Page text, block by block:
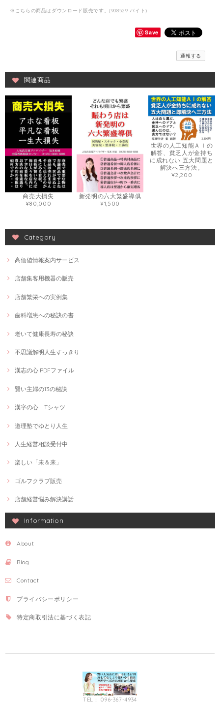
※こちらの商品はダウンロード販売です。(908529 バイト)
Save
通報する
関連商品
商売大損失
¥80,000
新発明の六大繁盛導倶
¥1,500
世界の人工知能ＡＩの
解答、貧乏人が金持ち
に成れない 五大問題と
解決へ三方法。
¥2,200
Category
高価値情報案内サービス
店舗集客用機器の販売
店舗繁栄への実例集
歯科増患への秘訣の書
老いて健康長寿の秘訣
不思議解明人生すっきり
漢志の心 PDFファイル
賢い主婦の13の秘訣
漢字の心 Tシャツ
道理塾でゆとり人生
人生経営相談受付中
楽しい「未＆来」
ゴルフクラブ販売
店舗経営悩み解決講話
Information
About
Blog
Contact
プライバシーポリシー
特定商取引法に基づく表記
TEL： 096-367-4934